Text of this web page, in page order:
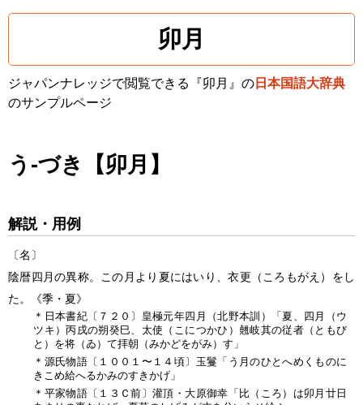
卯月
ジャパンナレッジで閲覧できる『卯月』の 日本国語大辞典
のサンプルページ
う‐づき【卯月】
解説・用例
〔名〕
陰暦四月の異称。この月より夏にはいり、衣更（ころもがえ）をし
た。《季・夏》
＊日本書紀〔７２０〕皇極元年四月（北野本訓）「夏、四月（ウ
ツキ）丙戌の朔癸巳、太使（こにつかひ）翹岐其の従者（ともび
と）を将（ゐ）て拝朝（みかどをがみ）す」
＊源氏物語〔１００１〜１４頃〕玉鬘「う月のひとへめくものに
きこめ給へるかみのすきかげ」
＊平家物語〔１３Ｃ前〕灌頂・大原御幸「比（ころ）は卯月廿日